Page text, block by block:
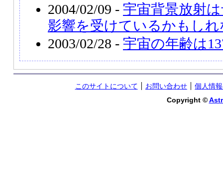
2004/02/09 - 宇宙背景放射
影響を受けているかもし
2003/02/28 - 宇宙の年齢は
このサイトについて お問い合わせ
個人情
Copyright ©